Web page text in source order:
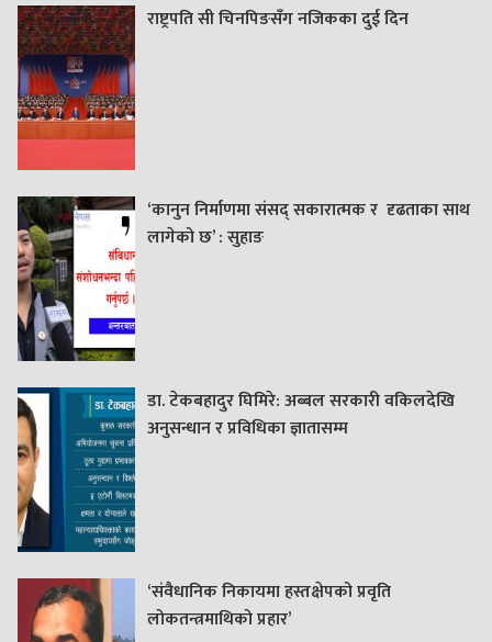
राष्ट्रपति सी चिनपिङसँग नजिकका दुई दिन
‘कानुन निर्माणमा संसद् सकारात्मक र दृढताका साथ
लागेको छ’ : सुहाङ
डा. टेकबहादुर घिमिरे: अब्बल सरकारी वकिलदेखि
अनुसन्धान र प्रविधिका ज्ञातासम्म
‘संवैधानिक निकायमा हस्तक्षेपको प्रवृति
लोकतन्त्रमाथिको प्रहार’